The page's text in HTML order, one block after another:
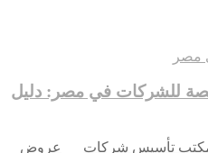
للشركات في مصر: دليل
تأسيس شركات
عروض